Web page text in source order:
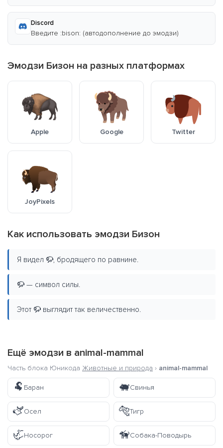
Discord
Введите :bison: (автодополнение до эмодзи)
Эмодзи Бизон на разных платформах
Apple Google Twitter
JoyPixels
Как использовать эмодзи Бизон
Я видел 🦬, бродящего по равнине.
🦬 — символ силы.
Этот 🦬 выглядит так величественно.
Ещё эмодзи в animal-mammal
Часть блока Юникода Животные и природа › animal-mammal
🐏 Баран 🐖Свинья
🫏Осел 🐅Тигр
🦏Носорог 🦮Собака-Поводырь